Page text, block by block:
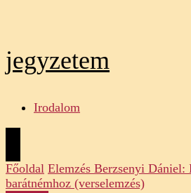
jegyzetem
Irodalom
Főoldal Elemzés Berzsenyi Dániel:
barátnémhoz (verselemzés)